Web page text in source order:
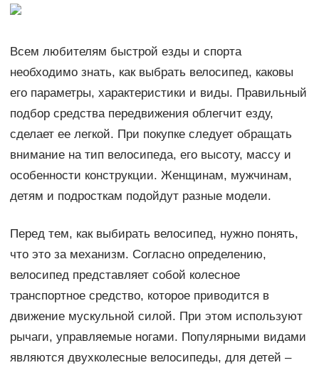
Всем любителям быстрой езды и спорта
необходимо знать, как выбрать велосипед, каковы
его параметры, характеристики и виды. Правильный
подбор средства передвижения облегчит езду,
сделает ее легкой. При покупке следует обращать
внимание на тип велосипеда, его высоту, массу и
особенности конструкции. Женщинам, мужчинам,
детям и подросткам подойдут разные модели.
Перед тем, как выбирать велосипед, нужно понять,
что это за механизм. Согласно определению,
велосипед представляет собой колесное
транспортное средство, которое приводится в
движение мускульной силой. При этом используют
рычаги, управляемые ногами. Популярными видами
являются двухколесные велосипеды, для детей –